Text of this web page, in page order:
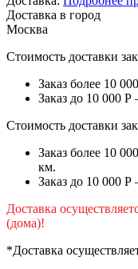
Доставка в город
Москва
Стоимость доставки
Заказ более 10
Заказ до 10 000
Стоимость доставки
Заказ более 10
км.
Заказ до 10 000
Доставка
(дома)!
*Доставка